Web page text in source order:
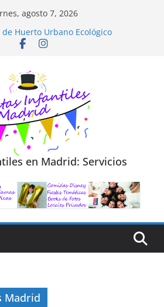
agosto 7, 2026
de Huerto Urbano Ecológico
FOTOGRAFÍA LA NATURALEZA
Virtual para niños
en Madrid: Servicios
Madrid